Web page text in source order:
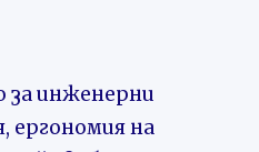
за инженерни
ергономия на